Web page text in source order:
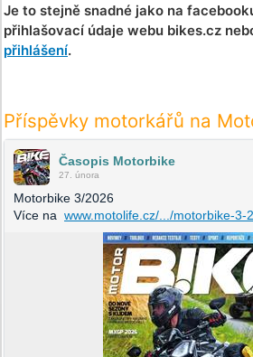
Je to stejně snadné jako na
přihlašovací údaje webu bikes.cz
přihlášení.
Příspěvky motorkářů na
Časopis Motorbike
27. února
Motorbike 3/2026
Více na www.motolife.cz/.../motorbike-3-